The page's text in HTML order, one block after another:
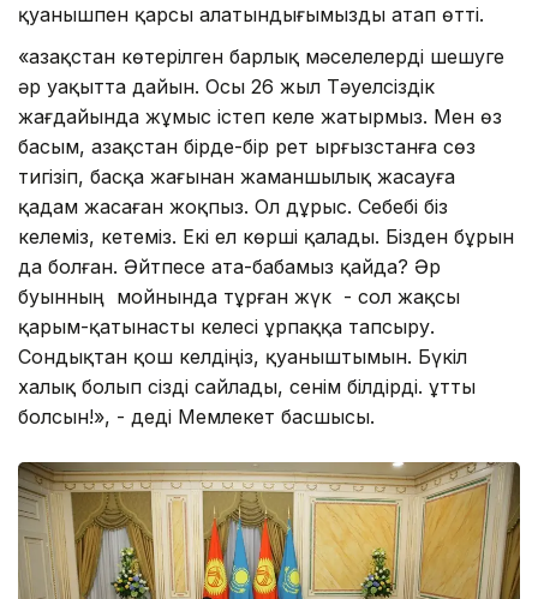
қуанышпен қарсы алатындығымызды атап өтті.
«Қазақстан көтерілген барлық мәселелерді шешуге
әр уақытта дайын. Осы 26 жыл Тәуелсіздік
жағдайында жұмыс істеп келе жатырмыз. Мен өз
басым, Қазақстан бірде-бір рет Қырғызстанға сөз
тигізіп, басқа жағынан жаманшылық жасауға
қадам жасаған жоқпыз. Ол дұрыс. Себебі біз
келеміз, кетеміз. Екі ел көрші қалады. Бізден бұрын
да болған. Әйтпесе ата-бабамыз қайда? Әр
буынның мойнында тұрған жүк - сол жақсы
қарым-қатынасты келесі ұрпаққа тапсыру.
Сондықтан қош келдіңіз, қуаныштымын. Бүкіл
халық болып сізді сайлады, сенім білдірді. Құтты
болсын!», - деді Мемлекет басшысы.